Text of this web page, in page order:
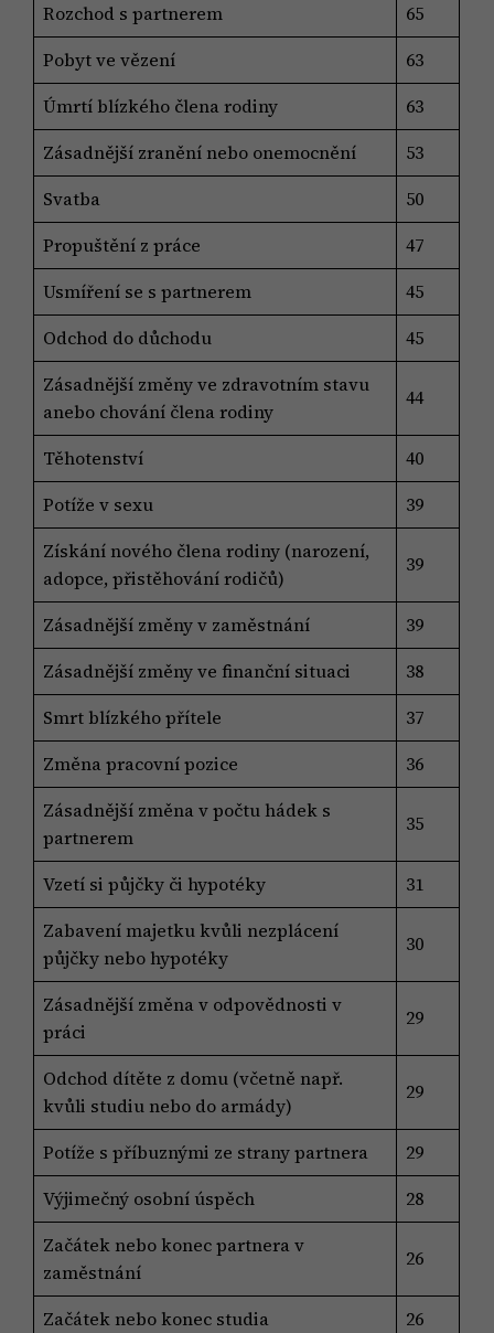
Rozchod s partnerem
65
Pobyt ve vězení
63
Úmrtí blízkého člena rodiny
63
Zásadnější zranění nebo onemocnění
53
Svatba
50
Propuštění z práce
47
Usmíření se s partnerem
45
Odchod do důchodu
45
Zásadnější změny ve zdravotním stavu
anebo chování člena rodiny
44
Těhotenství
40
Potíže v sexu
39
Získání nového člena rodiny (narození,
adopce, přistěhování rodičů)
39
Zásadnější změny v zaměstnání
39
Zásadnější změny ve finanční situaci
38
Smrt blízkého přítele
37
Změna pracovní pozice
36
Zásadnější změna v počtu hádek s
partnerem
35
Vzetí si půjčky či hypotéky
31
Zabavení majetku kvůli nezplácení
půjčky nebo hypotéky
30
Zásadnější změna v odpovědnosti v
práci
29
Odchod dítěte z domu (včetně např.
kvůli studiu nebo do armády)
29
Potíže s příbuznými ze strany partnera
29
Výjimečný osobní úspěch
28
Začátek nebo konec partnera v
zaměstnání
26
Začátek nebo konec studia
26